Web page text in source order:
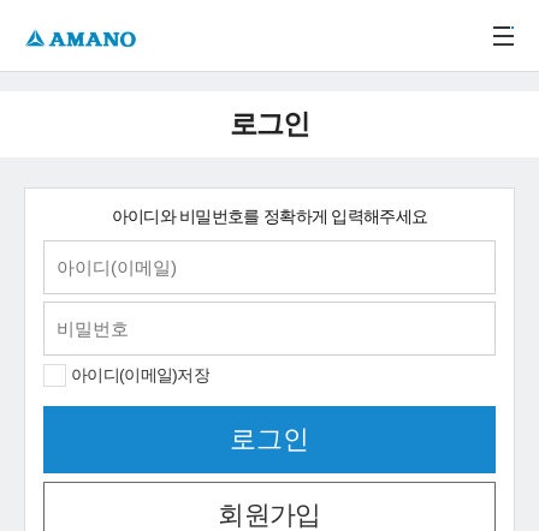
로그인
아이디와 비밀번호를 정확하게 입력해주세요
아이디(이메일)저장
회원가입